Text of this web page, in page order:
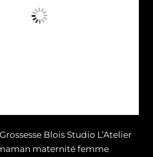
Blois Studio L’Atelier
maternité femme